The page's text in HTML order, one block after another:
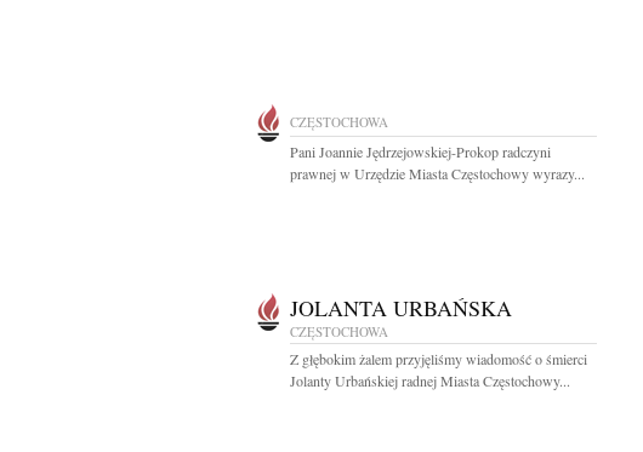
CZĘSTOCHOWA
Pani Joannie Jędrzejowskiej-Prokop radczyni
prawnej w Urzędzie Miasta Częstochowy wyrazy...
JOLANTA URBAŃSKA
CZĘSTOCHOWA
Z głębokim żalem przyjęliśmy wiadomość o śmierci
Jolanty Urbańskiej radnej Miasta Częstochowy...